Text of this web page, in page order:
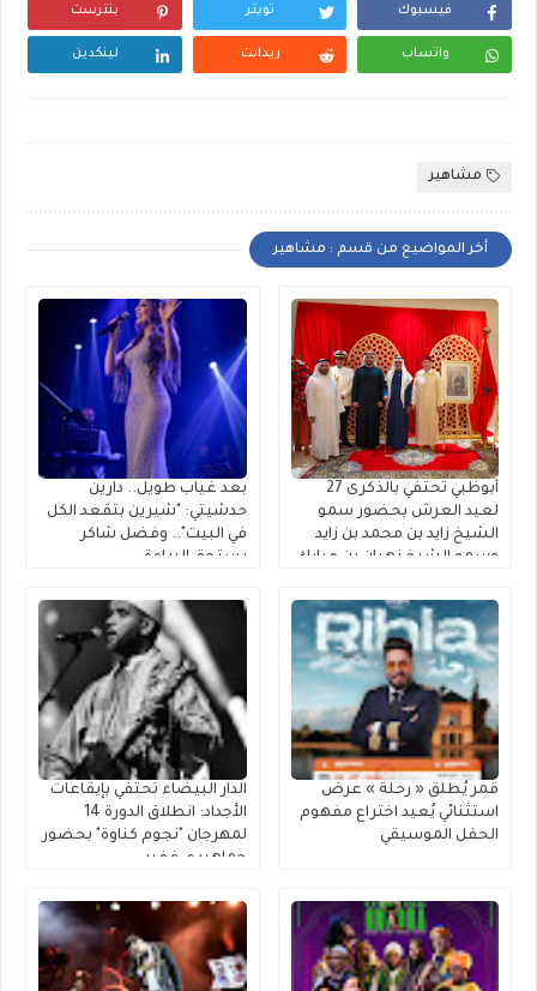
فيسبوك تويتر بنترست
واتساب ريدايت لينكدين
مشاهير
أخر المواضيع من قسم : مشاهير
أبوظبي تحتفي بالذكرى 27
لعيد العرش بحضور سمو
الشيخ زايد بن محمد بن زايد
وسمو الشيخ نهيان بن مبارك
بعد غياب طويل.. دارين
حدشيتي: "شيرين بتقعد الكل
في البيت".. وفضل شاكر
يستحق البراءة
قمر يُطلق « رحلة » عرضٌ
استثنائي يُعيد اختراع مفهوم
الحفل الموسيقي
الدار البيضاء تحتفي بإيقاعات
الأجداد: انطلاق الدورة 14
لمهرجان "نجوم كناوة" بحضور
جماهيري غفير